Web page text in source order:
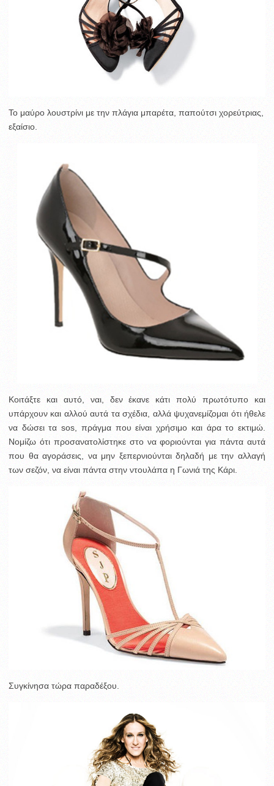
Το μαύρο λουστρίνι με την πλάγια μπαρέτα, παπούτσι χορεύτριας,
εξαίσιο.
Κοιτάξτε και αυτό, ναι, δεν έκανε κάτι πολύ πρωτότυπο και
υπάρχουν και αλλού αυτά τα σχέδια, αλλά ψυχανεμίζομαι ότι ήθελε
να δώσει τα sos, πράγμα που είναι χρήσιμο και άρα το εκτιμώ.
Νομίζω ότι προσανατολίστηκε στο να φοριούνται για πάντα αυτά
που θα αγοράσεις, να μην ξεπερνιούνται δηλαδή με την αλλαγή
των σεζόν, να είναι πάντα στην ντουλάπα η Γωνιά της Κάρι.
Συγκίνησα τώρα παραδέξου.